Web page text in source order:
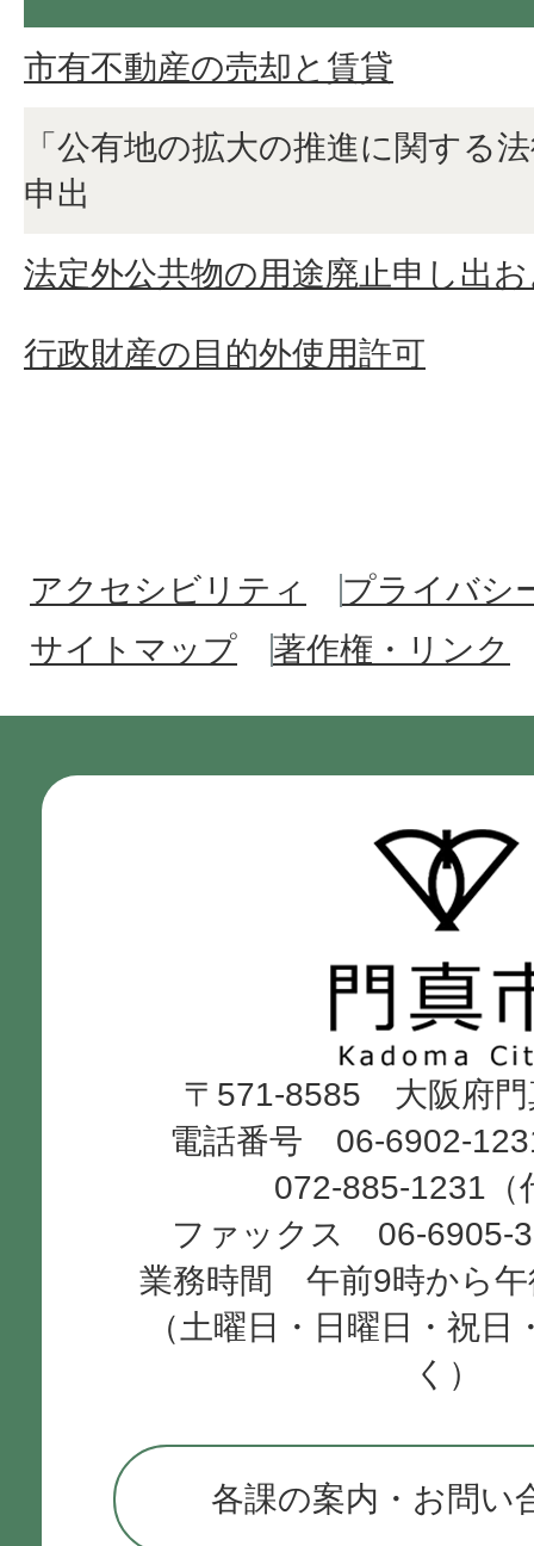
市有不動産の売却と賃貸
「公有地の拡大の推進に関する
申出
法定外公共物の用途廃止申し出
行政財産の目的外使用許可
アクセシビリティ
プライバシ
サイトマップ
著作権・リンク
市
Kadoma
City
〒571-8585 大阪府門
電話番号 06-6902-
072-885-1231（
ファックス 06-6905-
業務時間 午前9時から午
（土曜日・日曜日・祝日
く）
各課の案内・お問い